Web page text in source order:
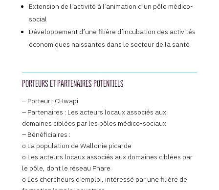
Extension de l’activité à l’animation d’un pôle médico-
social
Développement d’une filière d’incubation des activités
économiques naissantes dans le secteur de la santé
PORTEURS ET PARTENAIRES POTENTIELS
– Porteur : CHwapi
– Partenaires : Les acteurs locaux associés aux
domaines ciblées par les pôles médico-sociaux
– Bénéficiaires :
o La population de Wallonie picarde
o Les acteurs locaux associés aux domaines ciblées par
le pôle, dont le réseau Phare
o Les chercheurs d’emploi, intéressé par une filière de